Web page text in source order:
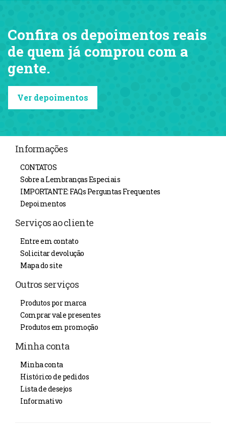
Confira os depoimentos reais
de quem já comprou com a
gente.
Ver depoimentos
Informações
CONTATOS
Sobre a Lembranças Especiais
IMPORTANTE: FAQs Perguntas Frequentes
Depoimentos
Serviços ao cliente
Entre em contato
Solicitar devolução
Mapa do site
Outros serviços
Produtos por marca
Comprar vale presentes
Produtos em promoção
Minha conta
Minha conta
Histórico de pedidos
Lista de desejos
Informativo